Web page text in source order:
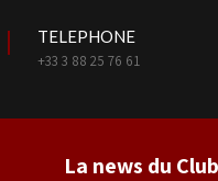
TELEPHONE
+33 3 88 25 76 61
La news du Club